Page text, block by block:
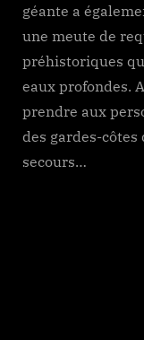
géante a
une meute de
préhistoriques
eaux profondes.
prendre aux
des gardes-
secours…